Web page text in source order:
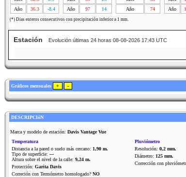
Año
36.3 -8.4 Año 97 14 Año 74 Año
(*) Dias enteros consecutivos con precipitación inferior a 1 mm.
Estación Evolución últimas 24 horas 08-08-2026 17:43 UTC
Gráficos mensuales
DESCRIPCIóN
Marca y modelo de estación: Davis Vantage Vue
Temperatura
Distancia a la pared o suelo más cercano: 1,90 m.
Tipo de superficie: ---
Altura sobre el nivel de la calle: 9,24 m.
Protección: Garita Davis
Correción con Termómetro homologado? NO
Pluviómetro
Resolución: 0,2 mm.
Diámetro: 125 mm.
Corrección con